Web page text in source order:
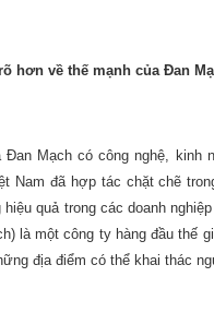
hơn về thế mạnh của Đan
Mạch có công nghệ, kinh
Nam đã hợp tác chặt chẽ
hiệu quả trong các doanh
là một công ty hàng đầu thế
địa điểm có thể khai thác